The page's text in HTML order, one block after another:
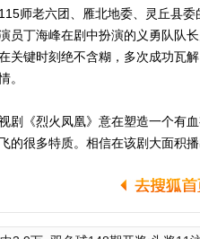
师老六团、雁北地委、灵丘县
员丁海峰在剧中扮演的义勇队队
关键时刻绝不含糊，多次成功瓦
。
《烈火凤凰》意在塑造一个有血
的很多特质。相信在该剧大面积